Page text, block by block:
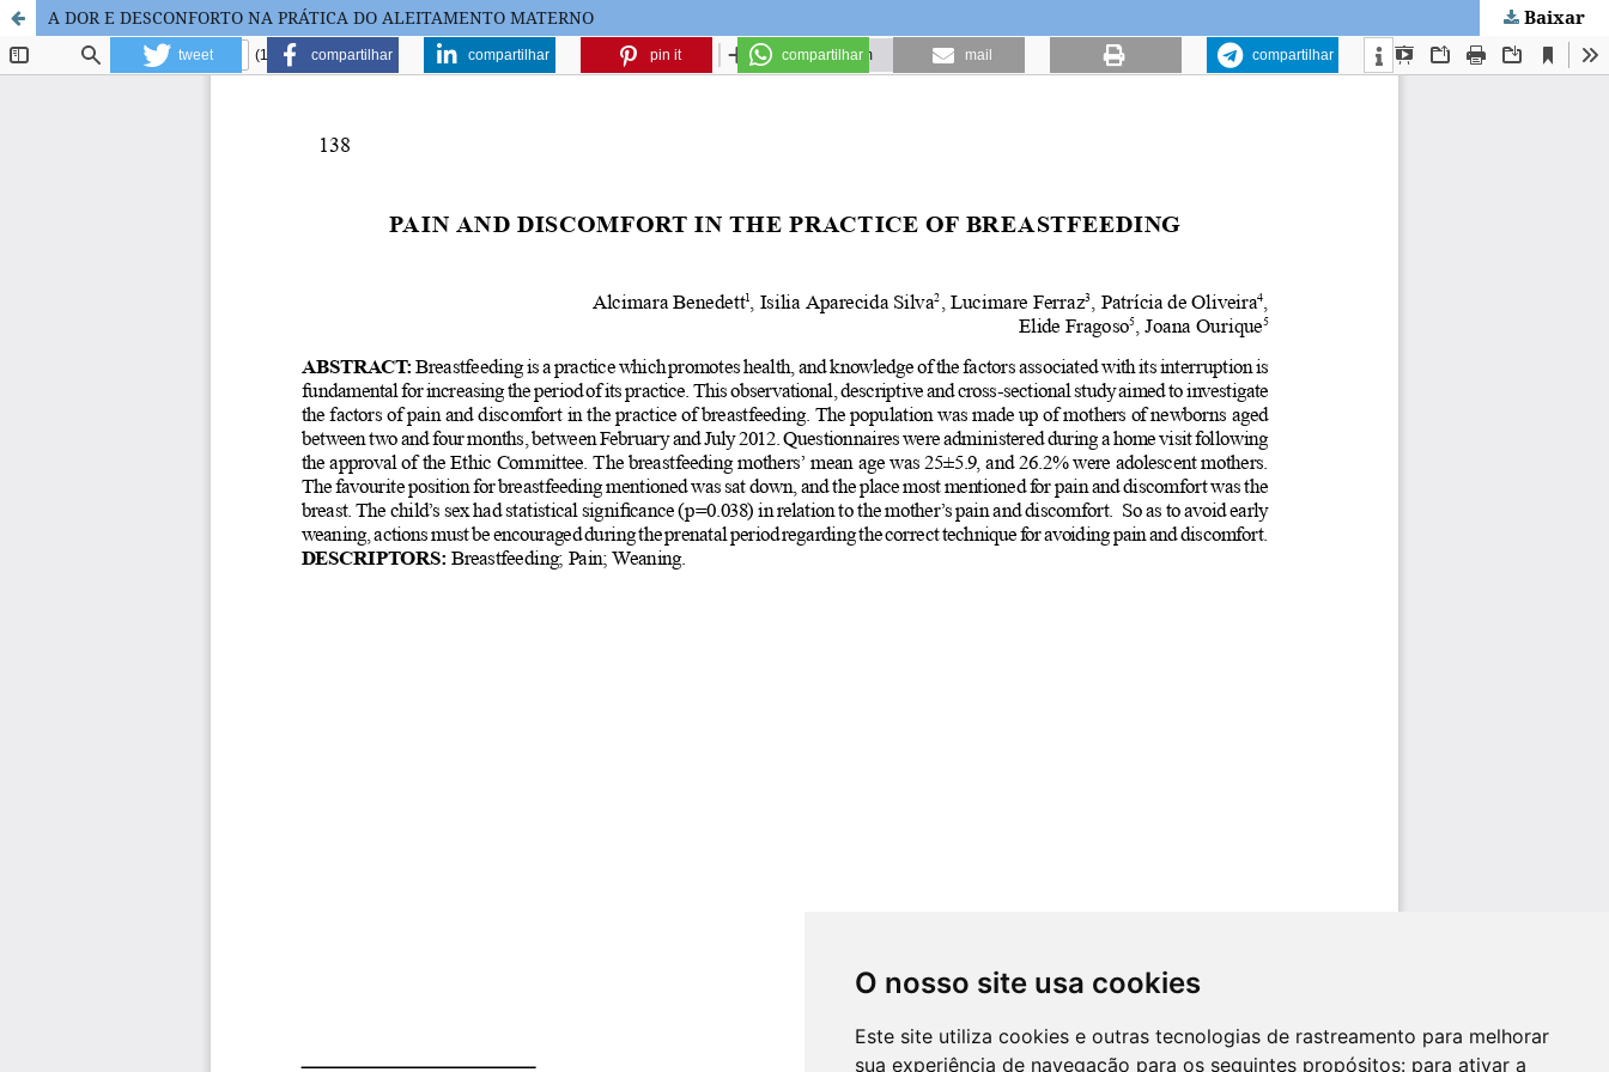
O nosso site usa cookies
Este site utiliza cookies e outras tecnologias de rastreamento para melhorar
sua experiência de navegação para os seguintes propósitos: para ativar a
A DOR E DESCONFORTO NA PRÁTICA DO ALEITAMENTO MATERNO Baixar
tweet compartilhar compartilhar pin it compartilhar mail compartilhar